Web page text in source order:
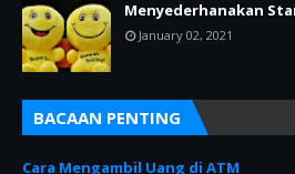
Menyederhanakan
January 02, 2021
BACAAN PENTING
Cara Mengambil Uang di ATM